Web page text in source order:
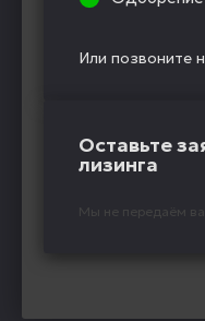
Или позвоните
Оставьте
лизинга
Мы не передаём